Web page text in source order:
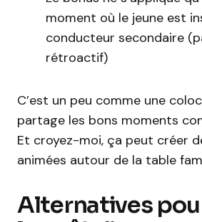
moment où le jeune est
conducteur secondaire
rétroactif)
C’est un peu comme une
partage les bons moments
Et croyez-moi, ça peut créer
animées autour de la table
Alternatives